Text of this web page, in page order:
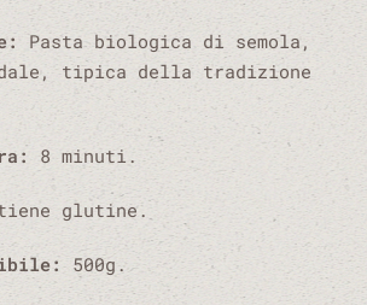
Pasta biologica di semola,
tipica della tradizione
8 minuti.
glutine.
500g.